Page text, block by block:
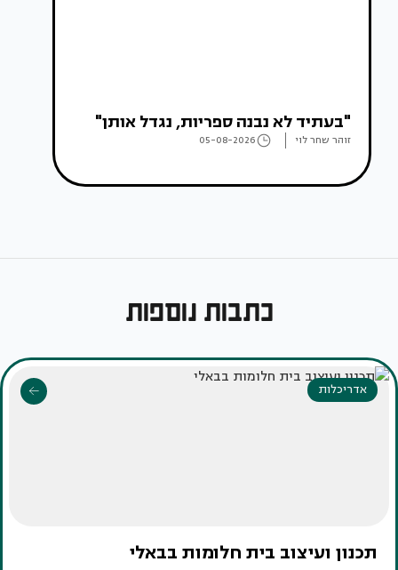
"בעתיד לא נבנה ספריות, נגדל אותן"
זוהר שחר לוי 05-08-2026
כתבות נוספות
אדריכלות
תכנון ועיצוב בית חלומות בבאלי